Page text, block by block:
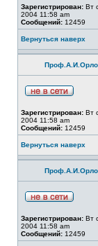
Зарегистрирован: Вт
2004 11:58 am
Сообщений: 12459
Вернуться наверх
Зарегистрирован: Вт
2004 11:58 am
Сообщений: 12459
Вернуться наверх
Зарегистрирован: Вт
2004 11:58 am
Сообщений: 12459